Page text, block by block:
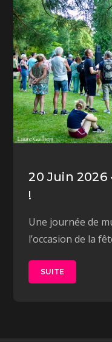
20 Juin 2026
!
Une journée de
l’occasion de la
SUITE